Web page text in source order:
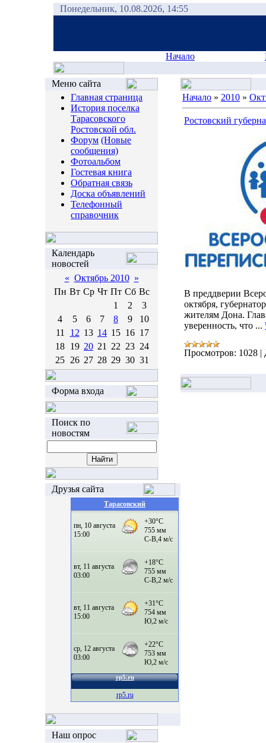
Понедельник, 10.08.2026, 14:55
Начало
Меню сайта
Главная страница
История поселка
Тарасовского
Ростовской обл.
Форум (Новые
сообщения)
Фотоальбом
Гостевая книга
Обратная связь
Доска объявлений
Телефонный
справочник
Календарь
новостей
« Октябрь 2010 »
Пн Вт Ср Чт Пт Сб Вс
1
2
3
4
5 6 7 8 9
10
11
12 13 14 15 16 17
18 19 20 21 22 23 24
25 26 27 28 29 30 31
Форма входа
Поиск по
новостям
Друзья сайта
Тарасовский
rp5.ru
Наш опрос
Начало » 2010 »
Ростовский
В преддверии
октября,
жителям Дона.
уверенность, что ...
Просмотров: 1028 |